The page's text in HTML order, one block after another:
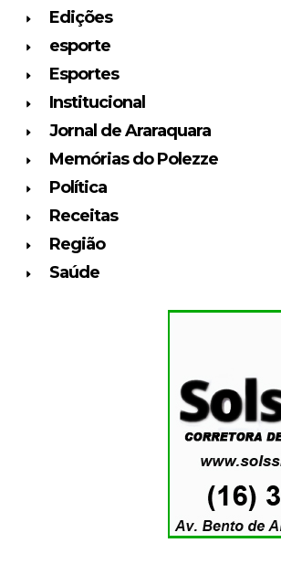
Edições
esporte
Esportes
Institucional
Jornal de Araraquara
Memórias do Polezze
Política
Receitas
Região
Saúde